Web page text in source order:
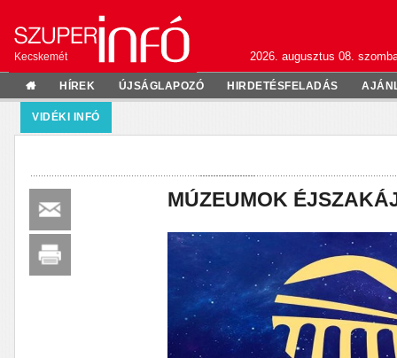
Kecskemét 2026. augusztus 08.
HÍREK ÚJSÁGLAPOZÓ HIRDETÉSFELADÁS
VIDÉKI INFÓ
MÚZEUMOK